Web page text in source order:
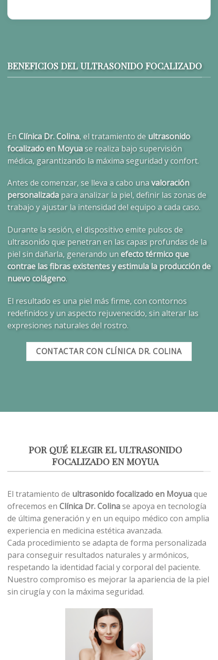
BENEFICIOS DEL ULTRASONIDO FOCALIZADO
En Clínica Dr. Colina, el tratamiento de ultrasonido
focalizado en Moyuase realiza bajo supervisión
médica, garantizando la máxima seguridad y confort.
Antes de comenzar, se lleva a cabo una valoración
personalizadapara analizar la piel, definir las zonas de
trabajo y ajustar la intensidad del equipo a cada caso.
Durante la sesión, el dispositivo emite pulsos de
ultrasonido que penetran en las capas profundas de la
piel sin dañarla, generando un efecto térmico que
contrae las fibras existentes y estimula la producción de
nuevo colágeno.
El resultado es una piel más firme, con contornos
redefinidos y un aspecto rejuvenecido, sin alterar las
expresiones naturales del rostro.
CONTACTAR CON CLÍNICA DR. COLINA
POR QUÉ ELEGIR EL ULTRASONIDO
FOCALIZADO EN MOYUA
El tratamiento de ultrasonido focalizado en Moyuaque
ofrecemos en Clínica Dr. Colinase apoya en tecnología
de última generación y en un equipo médico con amplia
experiencia en medicina estética avanzada.
Cada procedimiento se adapta de forma personalizada
para conseguir resultados naturales y armónicos,
respetando la identidad facial y corporal del paciente.
Nuestro compromiso es mejorar la apariencia de la piel
sin cirugía y con la máxima seguridad.